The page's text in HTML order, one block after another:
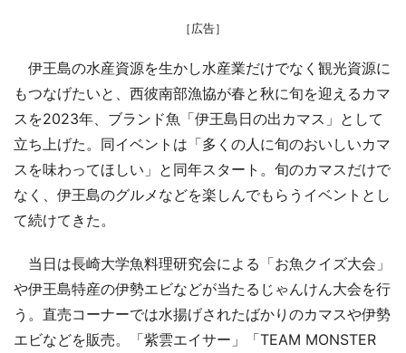
［広告］
伊王島の水産資源を生かし水産業だけでなく観光資源に
もつなげたいと、西彼南部漁協が春と秋に旬を迎えるカマ
スを2023年、ブランド魚「伊王島日の出カマス」として
立ち上げた。同イベントは「多くの人に旬のおいしいカマ
スを味わってほしい」と同年スタート。旬のカマスだけで
なく、伊王島のグルメなどを楽しんでもらうイベントとし
て続けてきた。
当日は長崎大学魚料理研究会による「お魚クイズ大会」
や伊王島特産の伊勢エビなどが当たるじゃんけん大会を行
う。直売コーナーでは水揚げされたばかりのカマスや伊勢
エビなどを販売。「紫雲エイサー」「TEAM MONSTER